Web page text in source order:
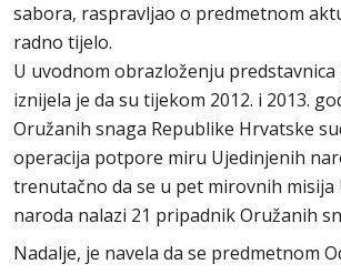
sabora, raspravljao o predmetnom
radno tijelo.
U uvodnom obrazloženju
iznijela je da su tijekom 2012. i 2013.
Oružanih snaga Republike Hrvatske
operacija potpore miru Ujedinjenih
trenutačno da se u pet mirovnih misija
naroda nalazi 21 pripadnik Oružanih
Nadalje, je navela da se predmetnom